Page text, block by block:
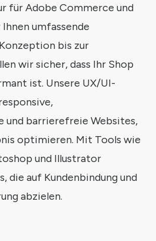
für Adobe Commerce und
umfassende
bis zur
wir sicher, dass Ihr Shop
ist. Unsere UX/UI-
und barrierefreie Websites,
optimieren. Mit Tools wie
und Illustrator
die auf Kundenbindung und
abzielen.